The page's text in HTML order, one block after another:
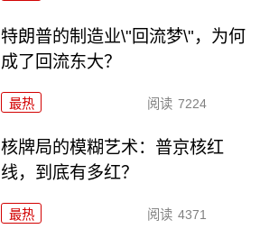
特朗普的制造业\"回流梦\"，为何
成了回流东大？
最热 阅读 7224
核牌局的模糊艺术：普京核红
线，到底有多红？
最热 阅读 4371